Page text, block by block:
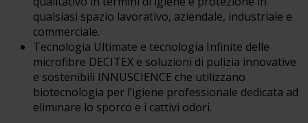
qualsiasi spazio lavorativo, aziendale, industriale e
commerciale.
Tecnologia Ultimate e tecnologia Infinite delle
microfibre DECITEX e soluzioni di pulizia innovative
e sostenibili INNUSCIENCE che utilizzano
biotecnologia per l’igiene professionale dedicata ad
eliminare lo sporco e i cattivi odori.